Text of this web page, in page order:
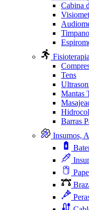
Cabina
Fisioterapia
Tens
Mantas
Barras
Insumos,